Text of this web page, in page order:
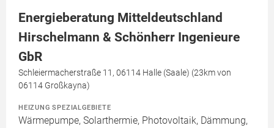
Energieberatung Mitteldeutschland
Hirschelmann & Schönherr Ingenieure
GbR
Schleiermacherstraße 11, 06114 Halle (Saale) (23km von
06114 Großkayna)
HEIZUNG SPEZIALGEBIETE
Wärmepumpe, Solarthermie, Photovoltaik, Dämmung,